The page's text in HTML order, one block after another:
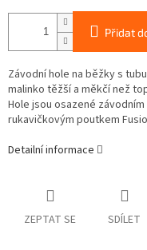
Přidat
Závodní hole na běžky s
malinko těžší a měkčí než
Hole jsou osazené
rukavičkovým poutkem
Detailní informace
ZEPTAT SE SDÍLET